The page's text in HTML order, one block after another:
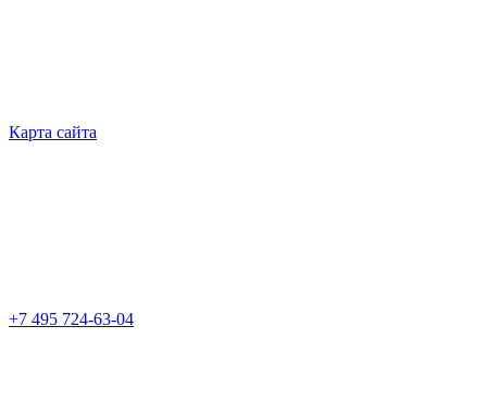
Карта сайта
+7 495 724-63-04